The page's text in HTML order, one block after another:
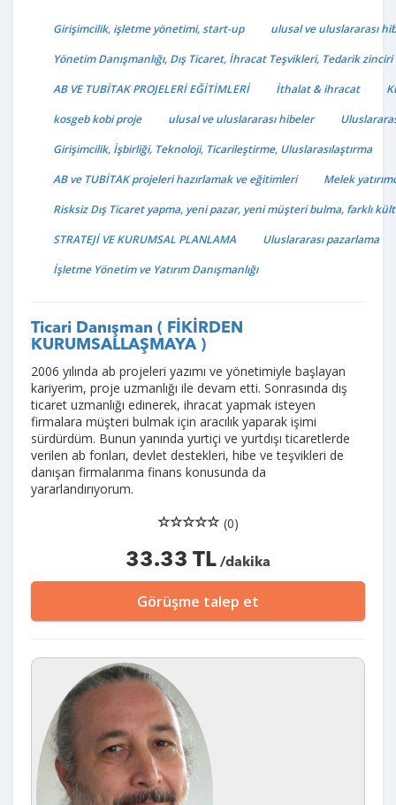
Girişimcilik, işletme yönetimi, start-up
ulusal ve uluslararası
Yönetim Danışmanlığı, Dış Ticaret, İhracat Teşvikleri, Tedarik zinciri
AB VE TUBİTAK PROJELERİ EĞİTİMLERİ
İthalat & ihracat
kosgeb kobi proje
ulusal ve uluslararası hibeler
Girişimcilik, İşbirliği, Teknoloji, Ticarileştirme, Uluslarasılaştırma
AB ve TUBİTAK projeleri hazırlamak ve eğitimleri
Melek
Risksiz Dış Ticaret yapma, yeni pazar, yeni müşteri bulma, farklı
STRATEJİ VE KURUMSAL PLANLAMA
Uluslararası pazarlama
İşletme Yönetim ve Yatırım Danışmanlığı
Ticari Danışman ( FİKİRDEN
KURUMSALLAŞMAYA )
2006 yılında ab projeleri yazımı ve yönetimiyle başlayan
kariyerim, proje uzmanlığı ile devam etti. Sonrasında dış
ticaret uzmanlığı edinerek, ihracat yapmak isteyen
firmalara müşteri bulmak için aracılık yaparak işimi
sürdürdüm. Bunun yanında yurtiçi ve yurtdışı ticaretlerde
verilen ab fonları, devlet destekleri, hibe ve teşvikleri de
danışan firmalarıma finans konusunda da
yararlandırıyorum.
(0)
33.33 TL /dakika
Görüşme talep et